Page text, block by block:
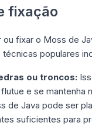
fixação
ou fixar o Moss de
populares
ou troncos:
e se mantenha
de Java pode ser
suficientes para